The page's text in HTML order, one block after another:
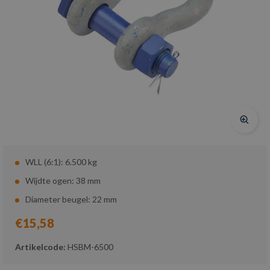
WLL (6:1): 6.500 kg
Wijdte ogen: 38 mm
Diameter beugel: 22 mm
€15,58
Artikelcode: HSBM-6500